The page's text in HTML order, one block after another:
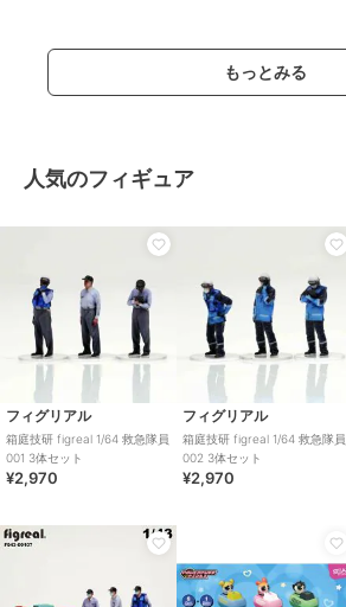
もっとみる
人気のフィギュア
フィグリアル
箱庭技研 figreal 1/64 救急隊員
001 3体セット
¥2,970
フィグリアル
箱庭技研 figreal 1/64 救急隊員
002 3体セット
¥2,970